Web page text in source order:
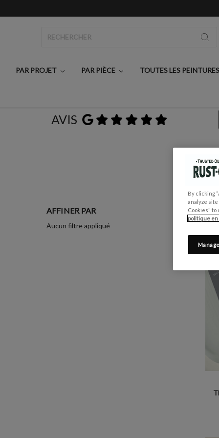
PAR PROJET PAR PIÈCE TOUTES LES
AVIS
AFFINER PAR
Aucun filtre appliqué
By clicking
analyze
Cookies" to
politique